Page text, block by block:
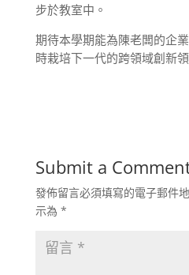
步於教室中。
期待本學期能為陳老闆的企
時栽培下一代的跨領域創新領
Submit a
發佈留言必須填寫的電子郵件
示為 *